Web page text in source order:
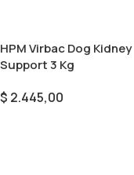
HPM Virbac Dog Kidney
Support 3 Kg
$ 2.445,00